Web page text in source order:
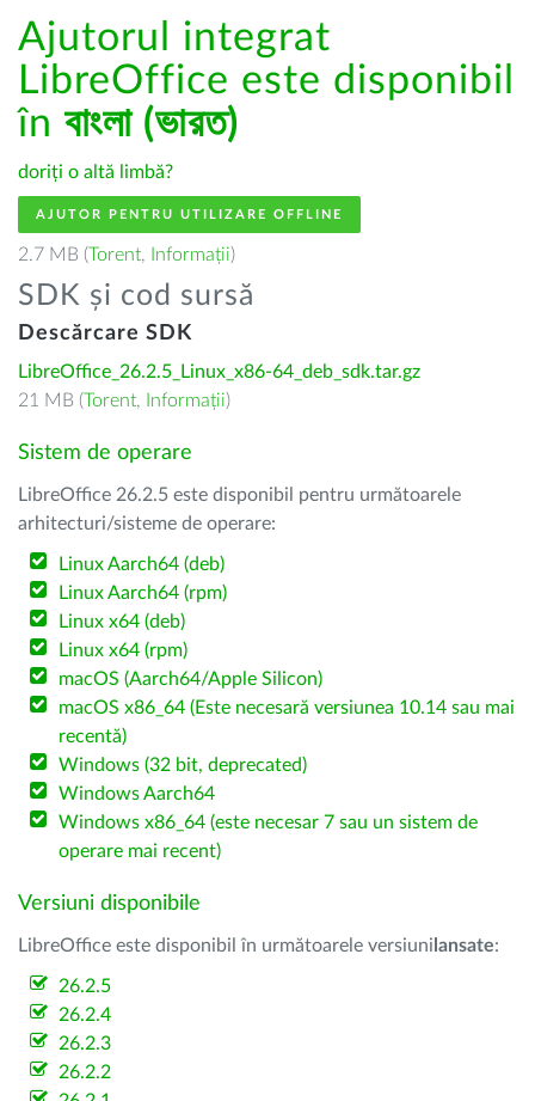
Ajutorul integrat
LibreOffice este disponibil
în বাংলা (ভারত)
doriți o altă limbă?
AJUTOR PENTRU UTILIZARE OFFLINE
2.7 MB (Torent, Informații)
SDK și cod sursă
Descărcare SDK
LibreOffice_26.2.5_Linux_x86-64_deb_sdk.tar.gz
21 MB (Torent, Informații)
Sistem de operare
LibreOffice 26.2.5 este disponibil pentru următoarele
arhitecturi/sisteme de operare:
Linux Aarch64 (deb)
Linux Aarch64 (rpm)
Linux x64 (deb)
Linux x64 (rpm)
macOS (Aarch64/Apple Silicon)
macOS x86_64 (Este necesară versiunea 10.14 sau mai
recentă)
Windows (32 bit, deprecated)
Windows Aarch64
Windows x86_64 (este necesar 7 sau un sistem de
operare mai recent)
Versiuni disponibile
LibreOffice este disponibil în următoarele versiuni lansate:
26.2.5
26.2.4
26.2.3
26.2.2